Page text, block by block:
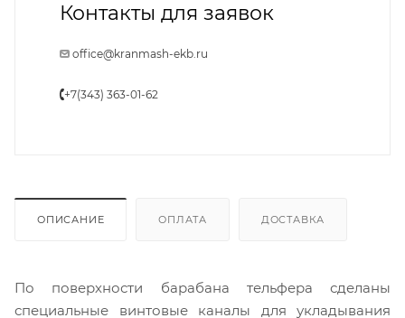
Контакты для заявок
office@kranmash-ekb.ru
+7(343) 363-01-62
ОПИСАНИЕ ОПЛАТА ДОСТАВКА
По поверхности барабана тельфера сделаны
специальные винтовые каналы для укладывания